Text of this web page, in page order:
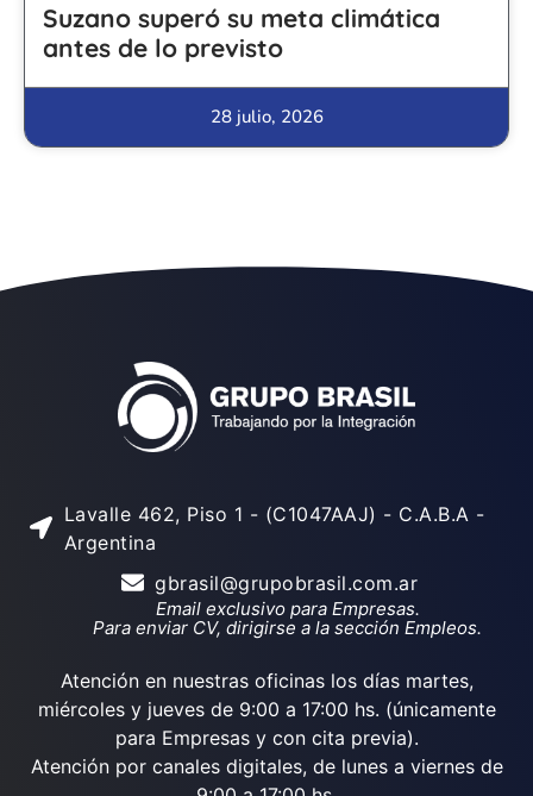
Suzano superó su meta climática
antes de lo previsto
28 julio, 2026
Lavalle 462, Piso 1 - (C1047AAJ) - C.A.B.A -
Argentina
gbrasil@grupobrasil.com.ar
Email exclusivo para Empresas.
Para enviar CV, dirigirse a la sección Empleos.
Atención en nuestras oficinas los días martes,
miércoles y jueves de 9:00 a 17:00 hs. (únicamente
para Empresas y con cita previa).
Atención por canales digitales, de lunes a viernes de